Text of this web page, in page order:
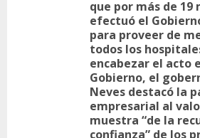
que por más de 19
efectuó el
para proveer de
todos los
encabezar el acto
Gobierno, el
Neves destacó la
empresarial al
muestra “de la
confianza” de los